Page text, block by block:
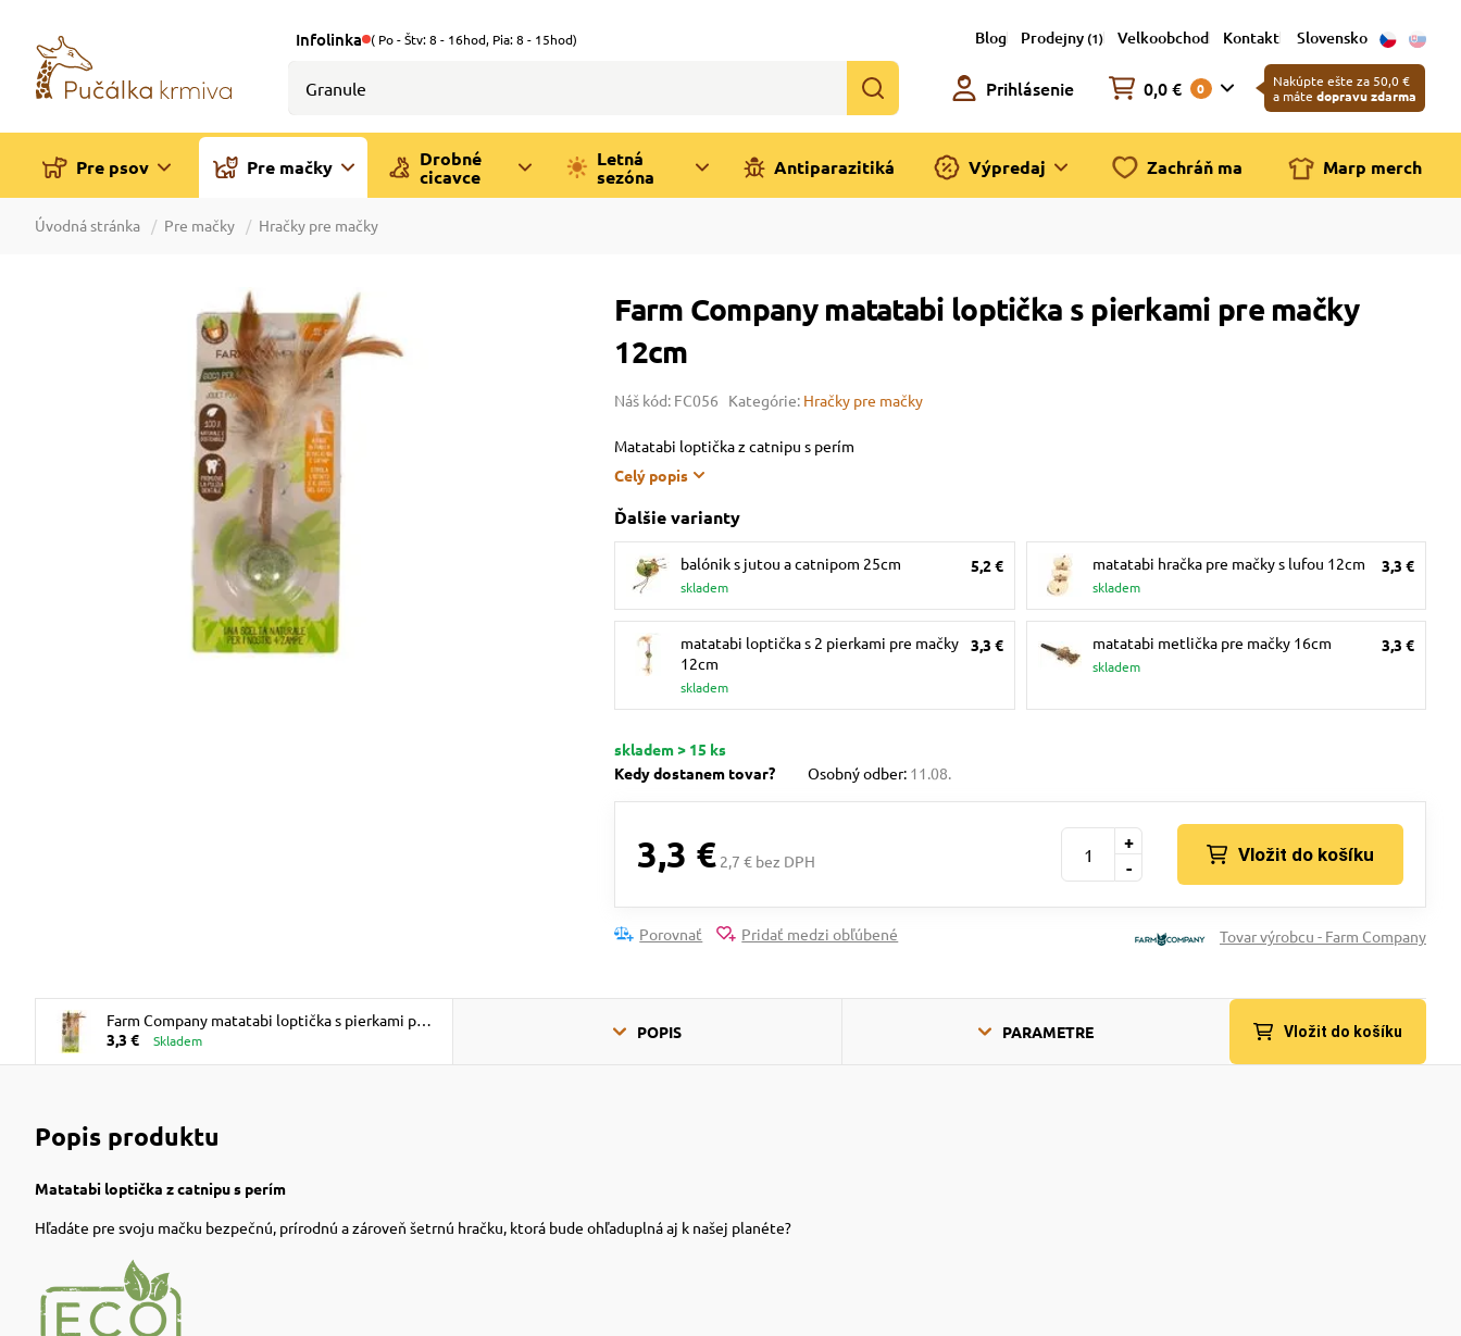
Infolinka ( Po - Štv: 8 - 16hod, Pia: 8 - 15hod) Blog Prodejny (1) Velkoobchod Kontakt Slovensko
Prihlásenie 0,0 € 0
Nakúpte ešte za 50,0 €
a máte dopravu zdarma
Pre psov Pre mačky
Drobné
cicavce
Letná
sezóna
Antiparazitiká Výpredaj Zachráň ma Marp merch
Úvodná stránka Pre mačky Hračky pre mačky
Farm Company matatabi loptička s pierkami pre mačky
12cm
Náš kód: FC056 Kategórie: Hračky pre mačky
Matatabi loptička z catnipu s perím
Celý popis
Ďalšie varianty
balónik s jutou a catnipom 25cm
skladem
5,2 € matatabi hračka pre mačky s lufou 12cm
skladem
3,3 €
matatabi loptička s 2 pierkami pre mačky
12cm
skladem
3,3 € matatabi metlička pre mačky 16cm
skladem
3,3 €
skladem > 15 ks
Kedy dostanem tovar?
Osobný odber: 11.08.
3,3 € 2,7 € bez DPH -
+
Vložit do košíku
Porovnať Pridať medzi obľúbené Tovar výrobcu - Farm Company
Farm Company matatabi loptička s pierkami pre
mačky 12cm
3,3 € Skladem POPIS PARAMETRE Vložit do košíku
Popis produktu
Matatabi loptička z catnipu s perím
Hľadáte pre svoju mačku bezpečnú, prírodnú a zároveň šetrnú hračku, ktorá bude ohľaduplná aj k našej planéte?